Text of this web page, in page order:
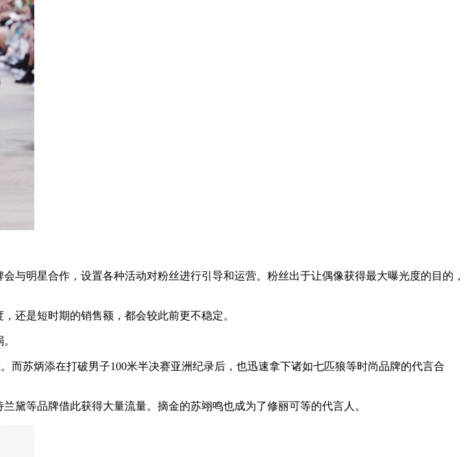
明星合作，设置各种活动对粉丝进行引导和运营。粉丝出于让偶像获得最大曝光度的目的，
是短时期的销售额，都会较此前更不稳定。
苏炳添在打破男子100米半决赛亚洲纪录后，也迅速拿下诸如七匹狼等时尚品牌的代言合
等品牌借此获得大量流量。摘金的苏翊鸣也成为了修丽可等的代言人。